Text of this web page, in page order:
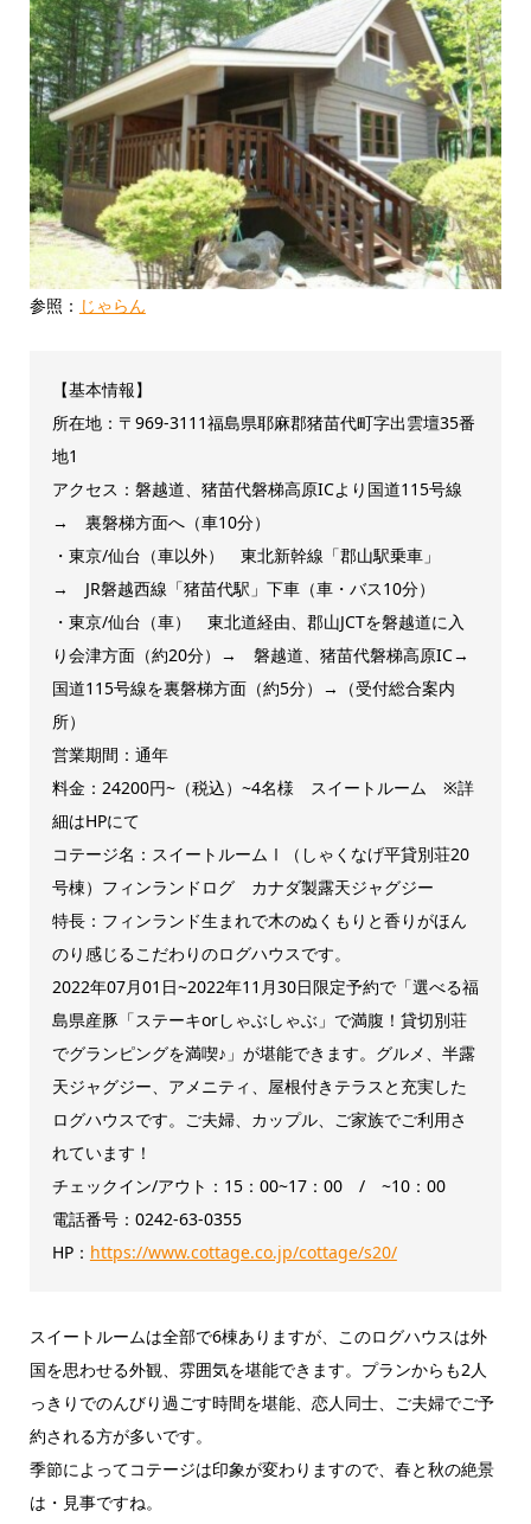
参照： じゃらん
【基本情報】
所在地：〒969-3111福島県耶麻郡猪苗代町字出雲壇35番
地1
アクセス：磐越道、猪苗代磐梯高原ICより国道115号線
→ 裏磐梯方面へ（車10分）
・東京/仙台（車以外） 東北新幹線「郡山駅乗車」
→ JR磐越西線「猪苗代駅」下車（車・バス10分）
・東京/仙台（車） 東北道経由、郡山JCTを磐越道に入
り会津方面（約20分）→ 磐越道、猪苗代磐梯高原IC→
国道115号線を裏磐梯方面（約5分）→（受付総合案内
所）
営業期間：通年
料金：24200円~（税込）~4名様 スイートルーム ※詳
細はHPにて
コテージ名：スイートルームⅠ（しゃくなげ平貸別荘20
号棟）フィンランドログ カナダ製露天ジャグジー
特長：フィンランド生まれで木のぬくもりと香りがほん
のり感じるこだわりのログハウスです。
2022年07月01日~2022年11月30日限定予約で「選べる福
島県産豚「ステーキorしゃぶしゃぶ」で満腹！貸切別荘
でグランピングを満喫♪」が堪能できます。グルメ、半露
天ジャグジー、アメニティ、屋根付きテラスと充実した
ログハウスです。ご夫婦、カップル、ご家族でご利用さ
れています！
チェックイン/アウト：15：00~17：00 / ~10：00
電話番号：0242-63-0355
HP： https://www.cottage.co.jp/cottage/s20/
スイートルームは全部で6棟ありますが、このログハウスは外
国を思わせる外観、雰囲気を堪能できます。プランからも2人
っきりでのんびり過ごす時間を堪能、恋人同士、ご夫婦でご予
約される方が多いです。
季節によってコテージは印象が変わりますので、春と秋の絶景
は・見事ですね。